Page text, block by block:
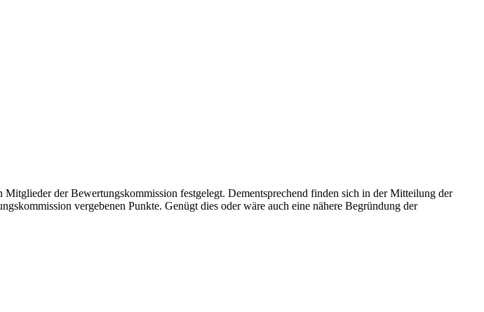
der Bewertungskommission festgelegt. Dementsprechend finden sich in der Mitteilung der
vergebenen Punkte. Genügt dies oder wäre auch eine nähere Begründung der